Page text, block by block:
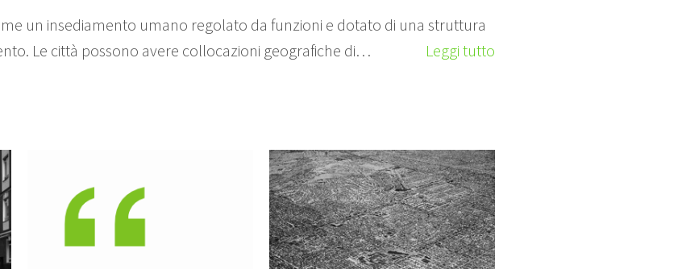
un insediamento umano regolato da funzioni e dotato di una struttura
Le città possono avere collocazioni geografiche di…
Leggi tutto